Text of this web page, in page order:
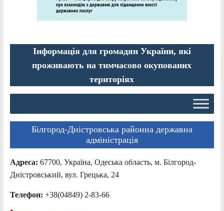
Інформація для громадян України, які
проживають на тимчасово окупованих
територіях
Білгород-Дністровська районна державна
адміністрація
Адреса: 67700, Україна, Одеська область, м. Білгород-
Дністровський, вул. Грецька, 24
Телефон: +38(04849) 2-83-66